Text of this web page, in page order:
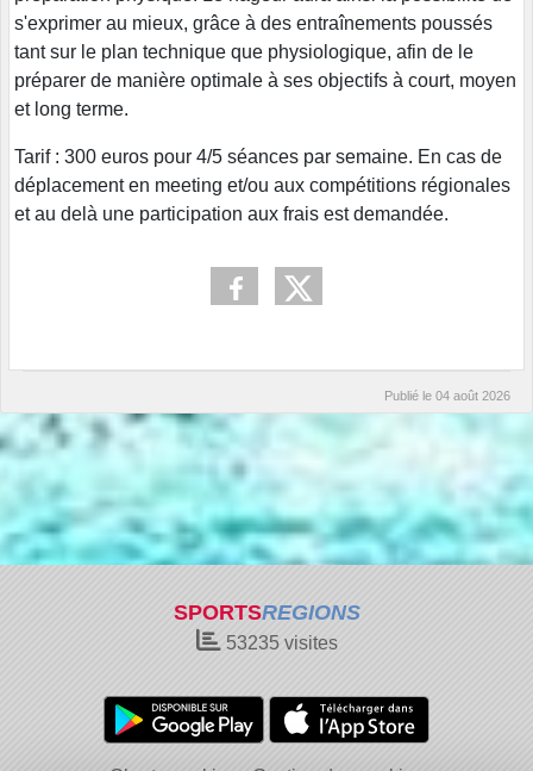
s'exprimer au mieux, grâce à des entraînements poussés
tant sur le plan technique que physiologique, afin de le
préparer de manière optimale à ses objectifs à court, moyen
et long terme.
Tarif : 300 euros pour 4/5 séances par semaine. En cas de
déplacement en meeting et/ou aux compétitions régionales
et au delà une participation aux frais est demandée.
Publié le 04 août 2026
SPORTSREGIONS
53235visites